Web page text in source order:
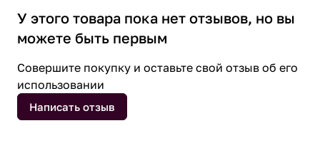
У этого товара пока нет отзывов, но вы
можете быть первым
Совершите покупку и оставьте свой отзыв об его
использовании
Написать отзыв